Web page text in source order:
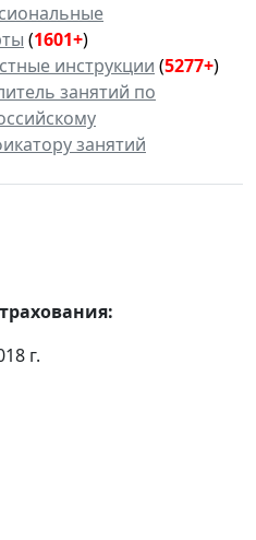
(1601+)
инструкции (5277+)
занятий по
занятий
г.